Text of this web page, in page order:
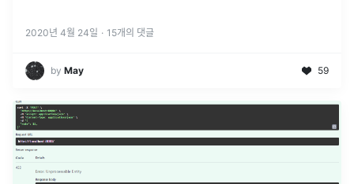
2020년 4월 24일 · 15개의 댓글
by May 59